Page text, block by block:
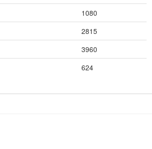
1080
2815
3960
624